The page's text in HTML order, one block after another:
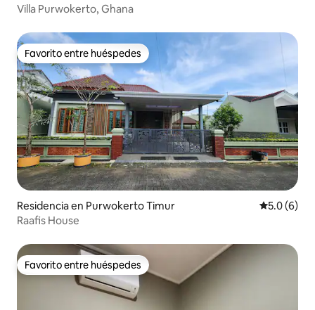
Villa Purwokerto, Ghana
Favorito entre huéspedes
Favorito entre huéspedes
Residencia en Purwokerto Timur
5.0 (6)
Raafis House
Favorito entre huéspedes
Favorito entre huéspedes